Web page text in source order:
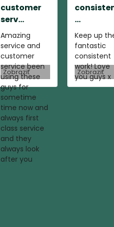
customer
serv...
Amazing
service and
customer
service been
using these
guys for
sometime
time now and
always first
class service
and they
always look
after you
Zobraziť
...
Keep up
fantastic
consistent
work! Love
you guys x
Zobraziť